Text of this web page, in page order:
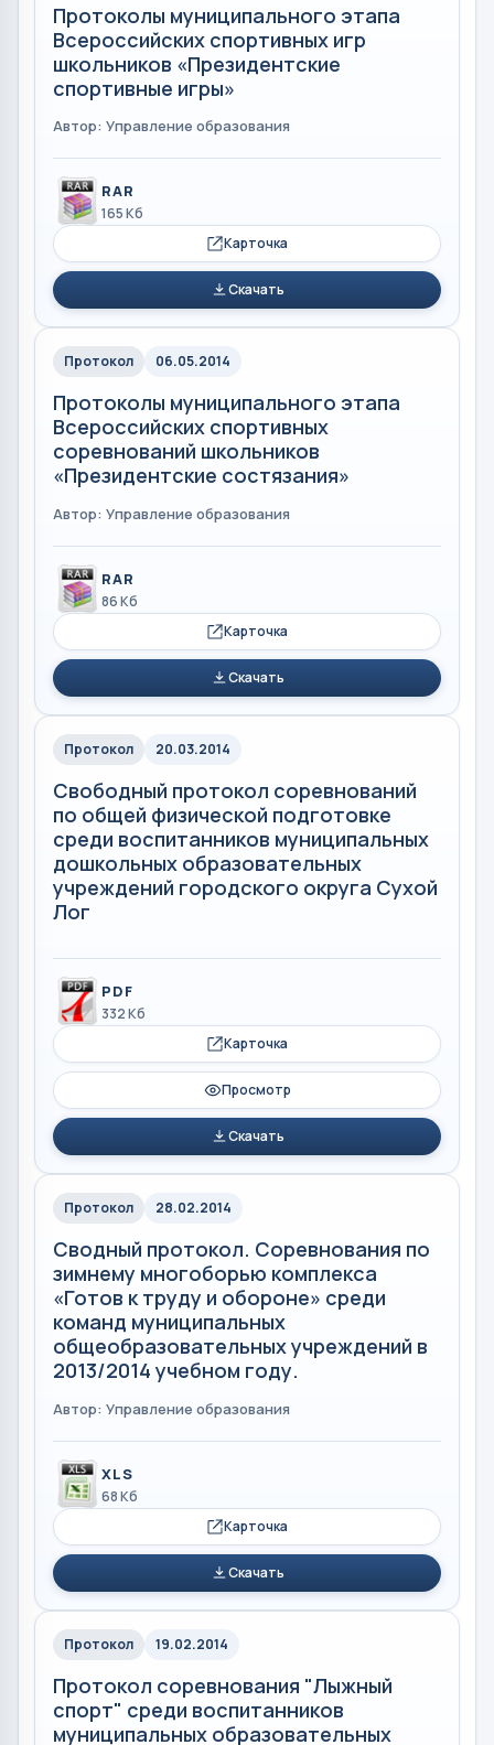
Протоколы муниципального этапа
Всероссийских спортивных игр
школьников «Президентские
спортивные игры»
Автор: Управление образования
RAR
165 Кб
Карточка
Скачать
Протокол 06.05.2014
Протоколы муниципального этапа
Всероссийских спортивных
соревнований школьников
«Президентские состязания»
Автор: Управление образования
RAR
86 Кб
Карточка
Скачать
Протокол 20.03.2014
Свободный протокол соревнований
по общей физической подготовке
среди воспитанников муниципальных
дошкольных образовательных
учреждений городского округа Сухой
Лог
PDF
332 Кб
Карточка
Просмотр
Скачать
Протокол 28.02.2014
Сводный протокол. Соревнования по
зимнему многоборью комплекса
«Готов к труду и обороне» среди
команд муниципальных
общеобразовательных учреждений в
2013/2014 учебном году.
Автор: Управление образования
XLS
68 Кб
Карточка
Скачать
Протокол 19.02.2014
Протокол соревнования "Лыжный
спорт" среди воспитанников
муниципальных образовательных